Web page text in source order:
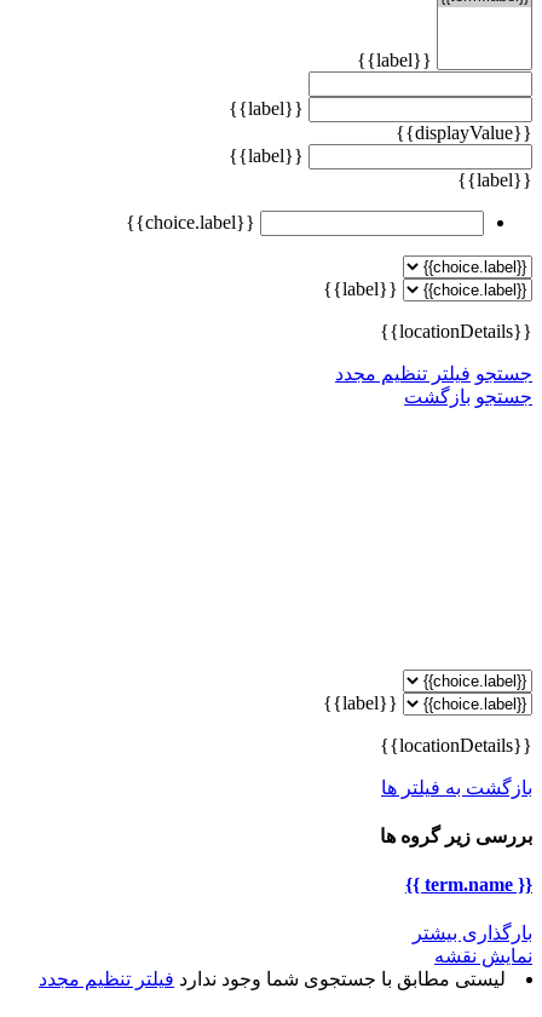
{{label}}
{{label}}
{{displayValue}}
{{label}}
{{label}}
{{choice.label}}
{{label}}
{{locationDetails}}
جستجو فیلتر تنظیم مجدد
جستجو بازگشت
{{label}}
{{locationDetails}}
بازگشت به فیلتر ها
بررسی زیر گروه ها
{{ term.name }}
بارگذاری بیشتر
نمایش نقشه
لیستی مطابق با جستجوی شما وجود ندارد فیلتر تنظیم مجدد